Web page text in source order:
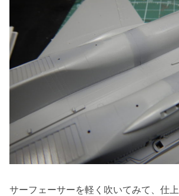
サーフェーサーを軽く吹いてみて、仕